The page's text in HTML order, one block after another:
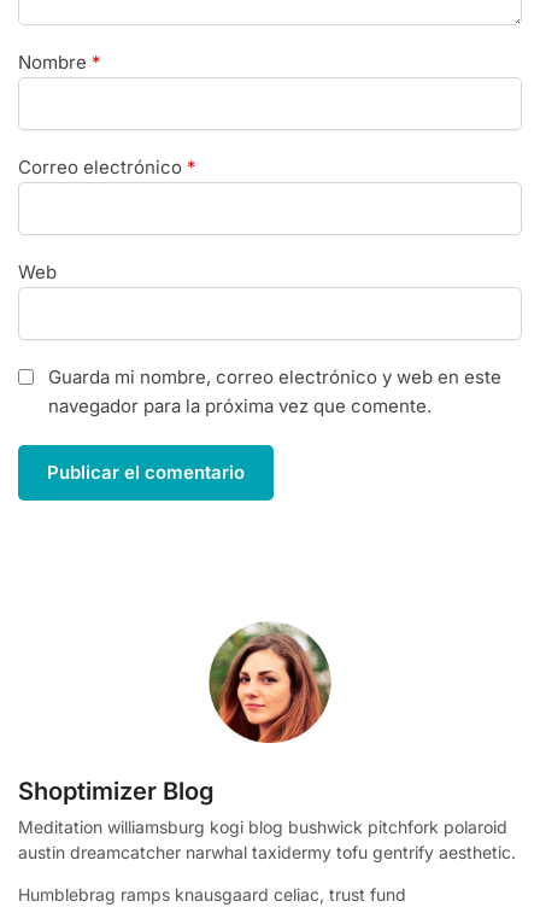
Nombre *
Correo electrónico *
Web
Guarda mi nombre, correo electrónico y web en este
navegador para la próxima vez que comente.
Shoptimizer Blog
Meditation williamsburg kogi blog bushwick pitchfork polaroid
austin dreamcatcher narwhal taxidermy tofu gentrify aesthetic.
Humblebrag ramps knausgaard celiac, trust fund